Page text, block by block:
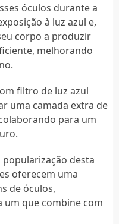
óculos durante a
à luz azul e,
corpo a produzir
melhorando
filtro de luz azul
uma camada extra de
para um
popularização desta
oferecem uma
de óculos,
um que combine com